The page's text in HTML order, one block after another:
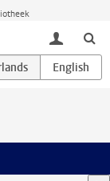
toggle